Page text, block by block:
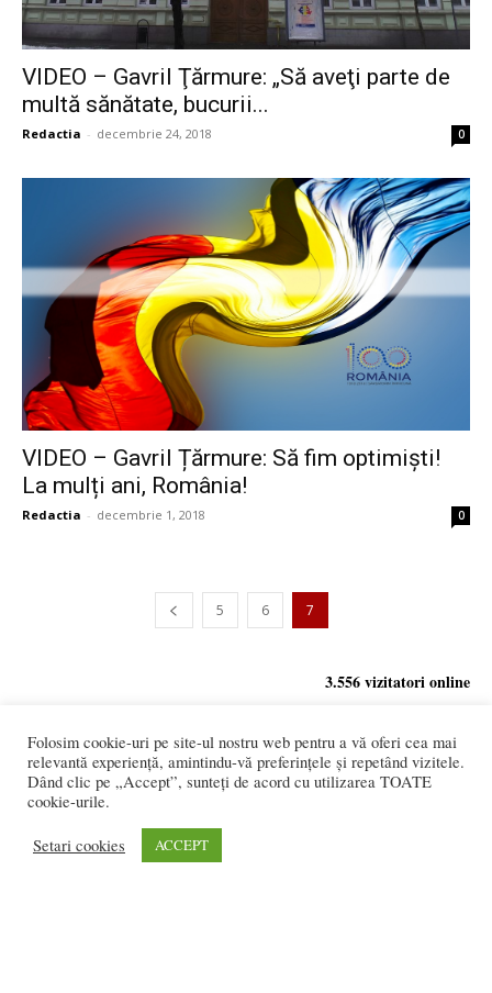
VIDEO – Gavril Ţărmure: „Să aveţi parte de
multă sănătate, bucurii...
Redactia - decembrie 24, 2018 0
VIDEO – Gavril Țărmure: Să fim optimiști!
La mulți ani, România!
Redactia - decembrie 1, 2018 0
5 6 7
3.556 vizitatori online
REDACȚIA:
PUBLICITATE:
Folosim cookie-uri pe site-ul nostru web pentru a vă oferi cea mai
relevantă experiență, amintindu-vă preferințele și repetând vizitele.
Dând clic pe „Accept”, sunteți de acord cu utilizarea TOATE
cookie-urile.
Setari cookies ACCEPT